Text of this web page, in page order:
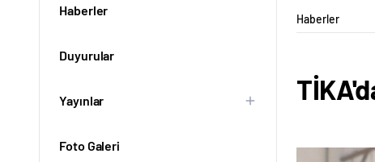
Haberler
Duyurular
Yayınlar
Foto Galeri
Haberler